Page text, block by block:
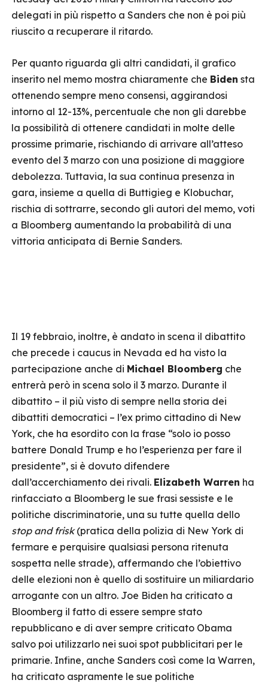
delegati in più rispetto a Sanders che non è poi più
riuscito a recuperare il ritardo.
Per quanto riguarda gli altri candidati, il grafico
inserito nel memo mostra chiaramente che Biden sta
ottenendo sempre meno consensi, aggirandosi
intorno al 12-13%, percentuale che non gli darebbe
la possibilità di ottenere candidati in molte delle
prossime primarie, rischiando di arrivare all’atteso
evento del 3 marzo con una posizione di maggiore
debolezza. Tuttavia, la sua continua presenza in
gara, insieme a quella di Buttigieg e Klobuchar,
rischia di sottrarre, secondo gli autori del memo, voti
a Bloomberg aumentando la probabilità di una
vittoria anticipata di Bernie Sanders.
Il 19 febbraio, inoltre, è andato in scena il dibattito
che precede i caucus in Nevada ed ha visto la
partecipazione anche di Michael Bloomberg che
entrerà però in scena solo il 3 marzo. Durante il
dibattito – il più visto di sempre nella storia dei
dibattiti democratici – l’ex primo cittadino di New
York, che ha esordito con la frase “solo io posso
battere Donald Trump e ho l’esperienza per fare il
presidente”, si è dovuto difendere
dall’accerchiamento dei rivali. Elizabeth Warren ha
rinfacciato a Bloomberg le sue frasi sessiste e le
politiche discriminatorie, una su tutte quella dello
stop and frisk(pratica della polizia di New York di
fermare e perquisire qualsiasi persona ritenuta
sospetta nelle strade), affermando che l’obiettivo
delle elezioni non è quello di sostituire un miliardario
arrogante con un altro. Joe Biden ha criticato a
Bloomberg il fatto di essere sempre stato
repubblicano e di aver sempre criticato Obama
salvo poi utilizzarlo nei suoi spot pubblicitari per le
primarie. Infine, anche Sanders così come la Warren,
ha criticato aspramente le sue politiche